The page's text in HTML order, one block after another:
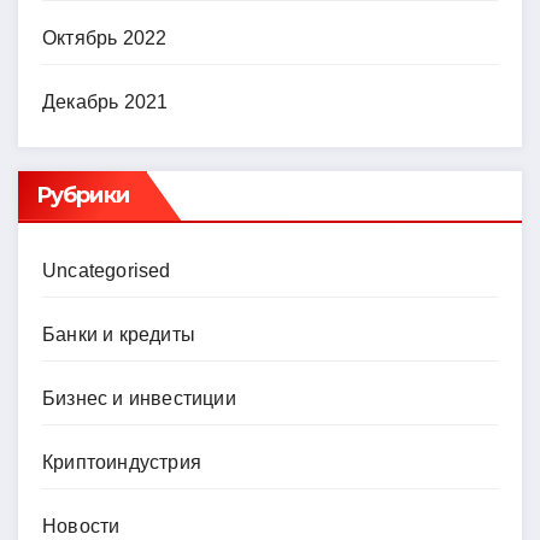
Октябрь 2022
Декабрь 2021
Рубрики
Uncategorised
Банки и кредиты
Бизнес и инвестиции
Криптоиндустрия
Новости